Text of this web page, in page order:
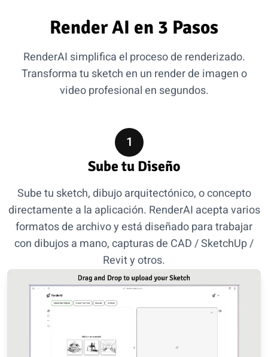
Render AI en 3 Pasos
RenderAI simplifica el proceso de renderizado.
Transforma tu sketch en un render de imagen o
video profesional en segundos.
1
Sube tu Diseño
Sube tu sketch, dibujo arquitectónico, o concepto
directamente a la aplicación. RenderAI acepta varios
formatos de archivo y está diseñado para trabajar
con dibujos a mano, capturas de CAD / SketchUp /
Revit y otros.